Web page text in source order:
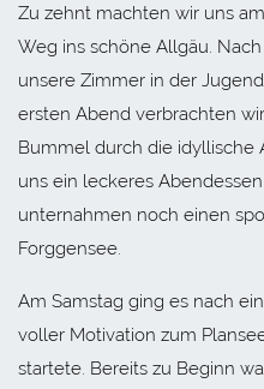
Zu zehnt machten wir uns
Weg ins schöne Allgäu.
unsere Zimmer in der
ersten Abend verbrachten
Bummel durch die idyllische
uns ein leckeres
unternahmen noch einen
Forggensee.
Am Samstag ging es nach
voller Motivation zum
startete. Bereits zu Beginn